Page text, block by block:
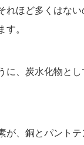
れほど多くはな
。
、炭水化物と
、銅とパントテ